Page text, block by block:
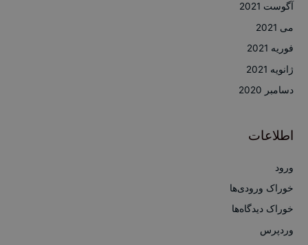
آگوست 2021
می 2021
فوریه 2021
ژانویه 2021
دسامبر 2020
اطلاعات
ورود
خوراک ورودی‌ها
خوراک دیدگاه‌ها
وردپرس